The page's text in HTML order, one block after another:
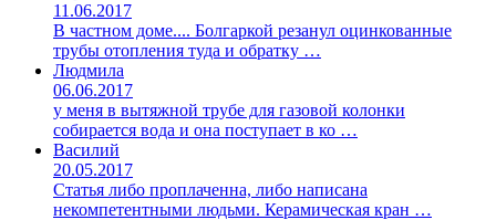
11.06.2017
В частном доме.... Болгаркой резанул оцинкованные
трубы отопления туда и обратку …
Людмила
06.06.2017
у меня в вытяжной трубе для газовой колонки
собирается вода и она поступает в ко …
Василий
20.05.2017
Статья либо проплаченна, либо написана
некомпетентными людьми. Керамическая кран …